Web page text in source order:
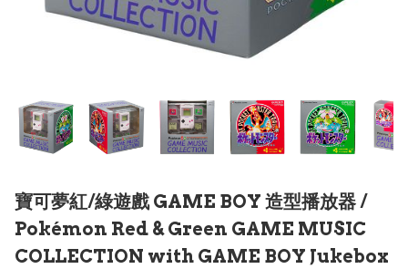
寶可夢紅/綠遊戲 GAME BOY 造型播放器 /
Pokémon Red & Green GAME MUSIC
COLLECTION with GAME BOY Jukebox